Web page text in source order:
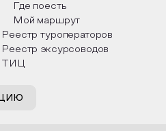
Где поесть
Мой маршрут
Реестр туроператоров
Реестр эксурсоводов
ТИЦ